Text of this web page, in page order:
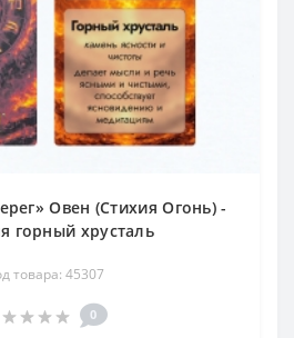
Овен (Стихия Огонь) -
горный хрусталь
товара: 45307
0